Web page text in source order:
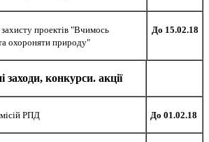
проектів "Вчимось
охороняти природу"
До 15.02.18
заходи, конкурси. акції
РПД До 01.02.18